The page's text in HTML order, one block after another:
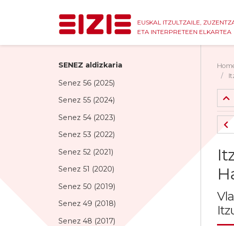
EUSKAL ITZULTZAILE,
ETA INTERPRETEEN ELKARTEA
SENEZ aldizkaria
Senez 56 (2025)
Senez 55 (2024)
Senez 54 (2023)
Senez 53 (2022)
Senez 52 (2021)
Senez 51 (2020)
Senez 50 (2019)
Senez 49 (2018)
Senez 48 (2017)